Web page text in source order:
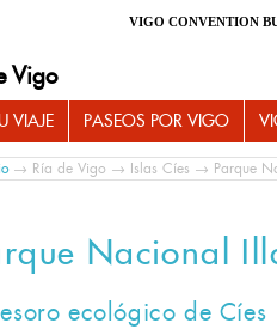
VIGO CONVENTION
Vigo
VIAJE PASEOS POR VIGO
→ Ría de Vigo → Islas Cíes → Parque
Nacional
ecológico de Cíes